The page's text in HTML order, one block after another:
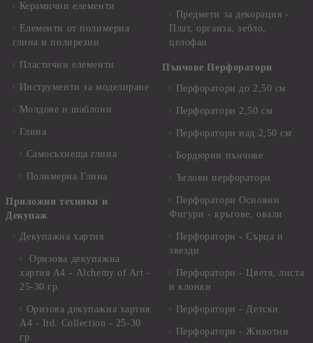
Керамични елементи
Елементи от полимерна
глина и полирезин
Пластични елементи
Инструменти за моделиране
Молдове и шаблони
Глина
Самосъхнеща глина
Полимерна Глина
Приложни техники и
Декупаж
Декупажна хартия
Оризова декупажна
хартия А4 - Alchemy of Art -
25-30 гр.
Оризова декупажна хартия
А4 - Itd. Collection - 25-30
гр.
Предмети за декорация -
Плат, органза, зебло,
целофан
Пънчове Перфоратори
Перфоратори до 2,50 см
Перфоратори 2,50 см
Перфоратори над 2,50 см
Бордюрни пънчове
Ъглови перфоратори
Перфоратори Основни
Фигури - кръгове, овали
Перфоратори - Сърца и
звезди
Перфоратори - Цветя, листа
и клонки
Перфоратори - Детски
Перфоратори - Животни